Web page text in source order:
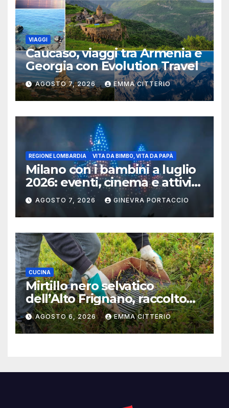
VIAGGI
Caucaso, viaggi tra Armenia e
Georgia con Evolution Travel
AGOSTO 7, 2026 EMMA CITTERIO
REGIONE LOMBARDIA VITA DA BIMBO, VITA DA PAPÀ
Milano con i bambini a luglio
2026: eventi, cinema e attività
per famiglie
AGOSTO 7, 2026 GINEVRA PORTACCIO
CUCINA
Mirtillo nero selvatico
dell’Alto Frignano, raccolto
buono e clima da monitorare
AGOSTO 6, 2026 EMMA CITTERIO